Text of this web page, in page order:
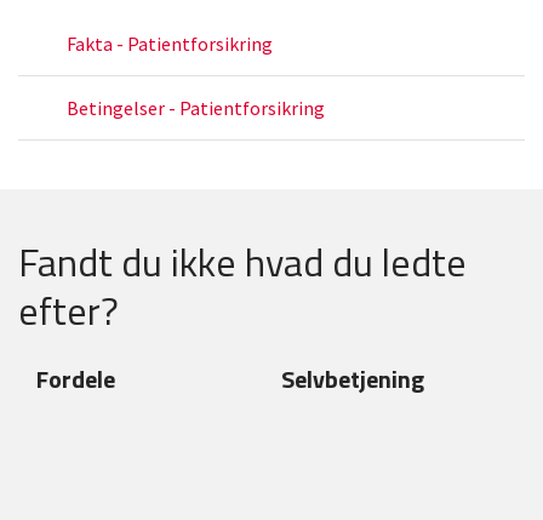
Fakta - Patientforsikring
Betingelser - Patientforsikring
Fandt du ikke hvad du ledte
efter?
Fordele Selvbetjening